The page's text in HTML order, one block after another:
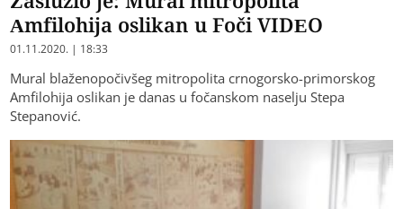
Amfilohija oslikan u Foči VIDEO
01.11.2020. | 18:33
Mural blaženopočivšeg mitropolita crnogorsko-primorskog
Amfilohija oslikan je danas u fočanskom naselju Stepa
Stepanović.